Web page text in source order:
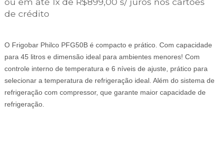
de crédito
O Frigobar Philco PFG50B é compacto e prático. Com capacidade
para 45 litros e dimensão ideal para ambientes menores! Com
controle interno de temperatura e 6 níveis de ajuste, prático para
selecionar a temperatura de refrigeração ideal. Além do sistema de
refrigeração com compressor, que garante maior capacidade de
refrigeração.